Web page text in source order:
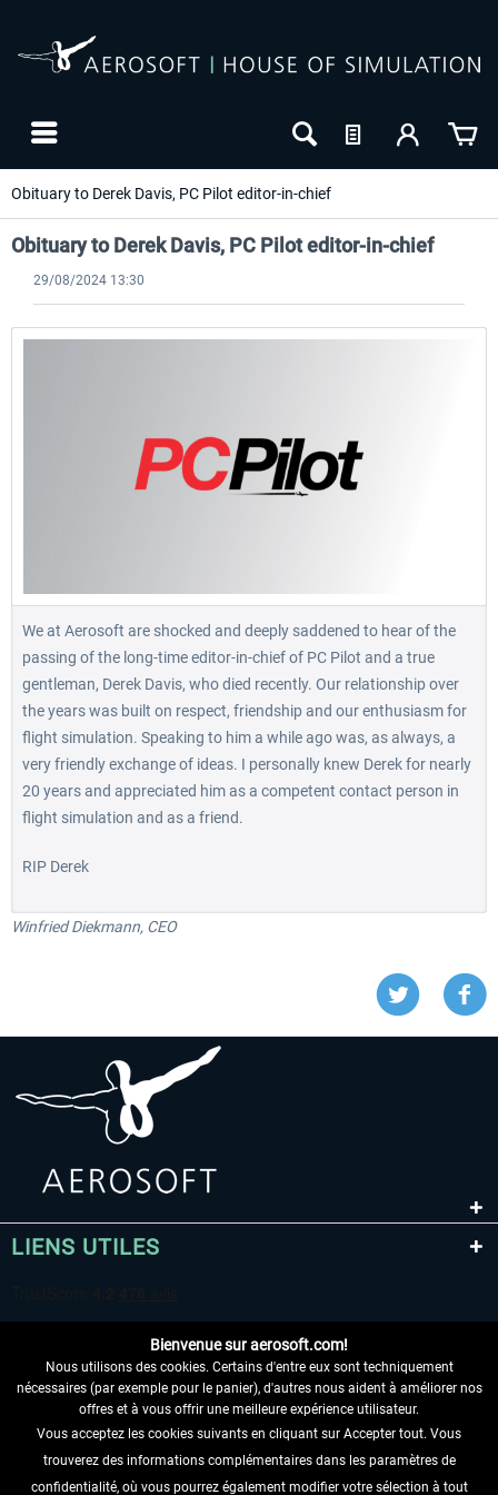
Obituary to Derek Davis, PC Pilot editor-in-chief
Obituary to Derek Davis, PC Pilot editor-in-chief
29/08/2024 13:30
We at Aerosoft are shocked and deeply saddened to hear of the
passing of the long-time editor-in-chief of PC Pilot and a true
gentleman, Derek Davis, who died recently. Our relationship over
the years was built on respect, friendship and our enthusiasm for
flight simulation. Speaking to him a while ago was, as always, a
very friendly exchange of ideas. I personally knew Derek for nearly
20 years and appreciated him as a competent contact person in
flight simulation and as a friend.
RIP Derek
Winfried Diekmann, CEO
LIENS UTILES
RENONCER AU CONTRAT ICI
Bienvenue sur aerosoft.com!
Nous utilisons des cookies. Certains d'entre eux sont techniquement
nécessaires (par exemple pour le panier), d'autres nous aident à améliorer nos
offres et à vous offrir une meilleure expérience utilisateur.
Vous acceptez les cookies suivants en cliquant sur Accepter tout. Vous
trouverez des informations complémentaires dans les paramètres de
confidentialité, où vous pourrez également modifier votre sélection à tout